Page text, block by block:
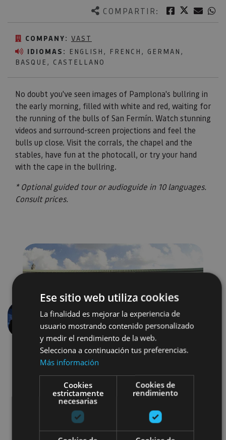
COMPARTIR: Facebook
Twitter
COMPANY: VAST
IDIOMAS:
ENGLISH, FRENCH, GERMAN,
BASQUE, CASTELLANO
No doubt you've seen images of Pamplona's bullring in
the early morning, filled with white and red, waiting for
the running of the bulls of San Fermín. Watch stunning
videos and surround-screen projections and feel the
bulls up close. Visit the corrals, the chapel and the
stables, have fun at the photocall, or try your hand
with the cape in the bullring.
* Optional guided tour or audioguide in 10 languages.
Consult prices.
Previous
Arquitectura civil Visitas guiadas
Ese sitio web utiliza cookies
La finalidad es mejorar la experiencia de
usuario mostrando contenido personalizado
y medir el rendimiento de la web.
Selecciona a continuación tus preferencias.
Más información
Cookies
estrictamente
necesarias
Cookies de
rendimiento